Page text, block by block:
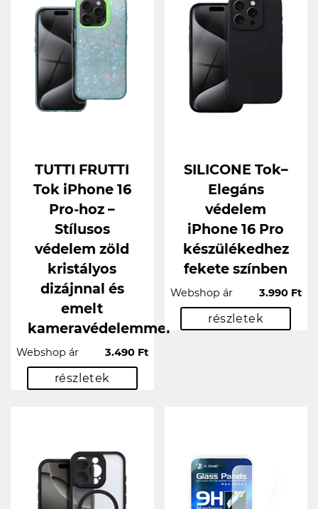
TUTTI FRUTTI
Tok iPhone 16
Pro-hoz –
Stílusos
védelem zöld
kristályos
dizájnnal és
emelt
kameravédelemmel
Webshop ár 3.490 Ft
részletek
SILICONE Tok–
Elegáns
védelem
iPhone 16 Pro
készülékedhez
fekete színben
Webshop ár 3.990 Ft
részletek